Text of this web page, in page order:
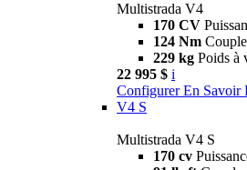
Multistrada V4
170 CV
124 Nm Couple
229 kg Poids à
22 995 $ i
Configurer En Savoir
V4 S
Multistrada V4 S
170 cv